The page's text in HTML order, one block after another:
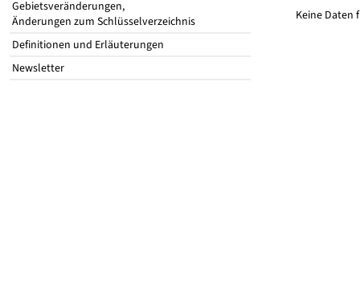
Gebietsveränderungen,
Änderungen zum Schlüsselverzeichnis
Definitionen und Erläuterungen
Newsletter
Keine Daten